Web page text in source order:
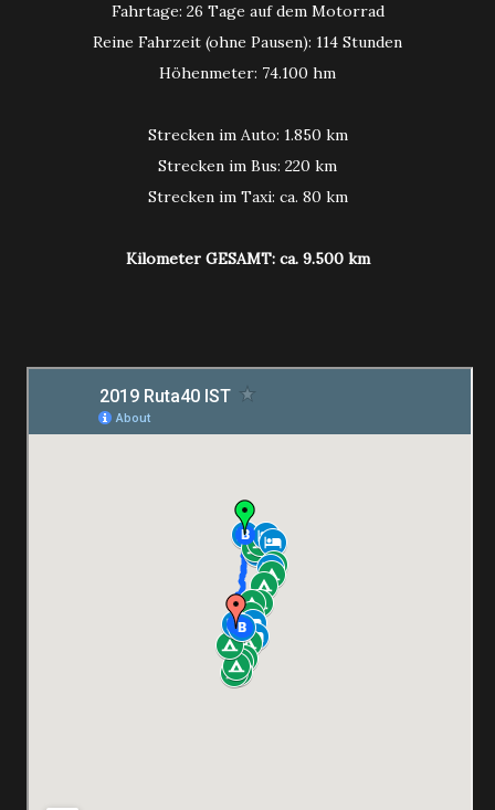
Fahrtage: 26 Tage auf dem Motorrad
Reine Fahrzeit (ohne Pausen): 114 Stunden
Höhenmeter: 74.100 hm
Strecken im Auto: 1.850 km
Strecken im Bus: 220 km
Strecken im Taxi: ca. 80 km
Kilometer GESAMT: ca. 9.500 km